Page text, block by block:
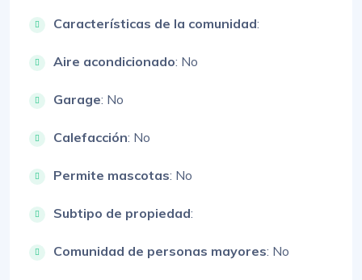
Características de la comunidad:
Aire acondicionado: No
Garage: No
Calefacción: No
Permite mascotas: No
Subtipo de propiedad:
Comunidad de personas mayores: No